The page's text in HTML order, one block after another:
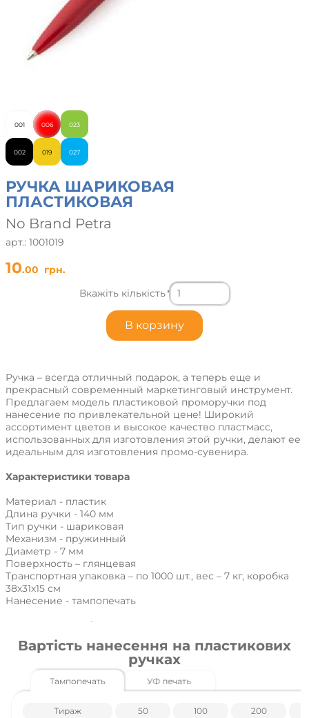
001
002
006
019
023
027
РУЧКА ШАРИКОВАЯ
ПЛАСТИКОВАЯ
No Brand Petra
арт.: 1001019
10.00 грн.
Вкажіть кількість*
Ручка – всегда отличный подарок, а теперь еще и
прекрасный современный маркетинговый инструмент.
Предлагаем модель пластиковой проморучки под
нанесение по привлекательной цене! Широкий
ассортимент цветов и высокое качество пластмасс,
использованных для изготовления этой ручки, делают ее
идеальным для изготовления промо-сувенира.
Характеристики товара
Материал - пластик
Длина ручки - 140 мм
Тип ручки - шариковая
Механизм - пружинный
Диаметр - 7 мм
Поверхность – глянцевая
Транспортная упаковка – по 1000 шт., вес – 7 кг, коробка
38х31х15 см
Нанесение - тампопечать
Цены указаны без учета НДС.
Наличие и цены уточняйте у наших менеджеров по тел
В корзину
Вартість нанесення на пластикових
ручках
Тампопечать УФ печать
Тираж 50 100 200